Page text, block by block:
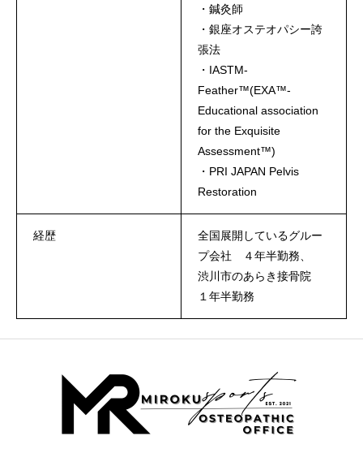
・鍼灸師
・銀座オステオパシー誇
張法
・IASTM-
Feather™(EXA™-
Educational association
for the Exquisite
Assessment™)
・PRI JAPAN Pelvis
Restoration
経歴
全国展開しているグルー
プ会社 ４年半勤務、
渋川市のあらき接骨院
１年半勤務